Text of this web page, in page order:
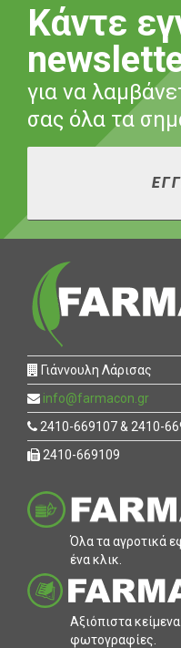
Κάντε
για να
σας όλα τα
Γιάννουλη Λάρισας
info@farmacon.gr
2410-669107 & 2410-
2410-669109
Όλα τα αγροτικά
ένα κλικ.
Αξιόπιστα
φωτογραφίες.